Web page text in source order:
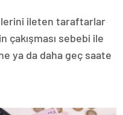
ileten taraftarlar
çakışması sebebi ile
ya da daha geç saate